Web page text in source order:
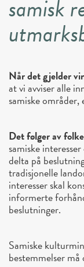
samisk
Når det gjelder
at vi avviser alle
samiske
Det følger av
samiske
delta på
tradisjonelle
interesser skal
informerte
beslutninger.
Samiske
bestemmelser